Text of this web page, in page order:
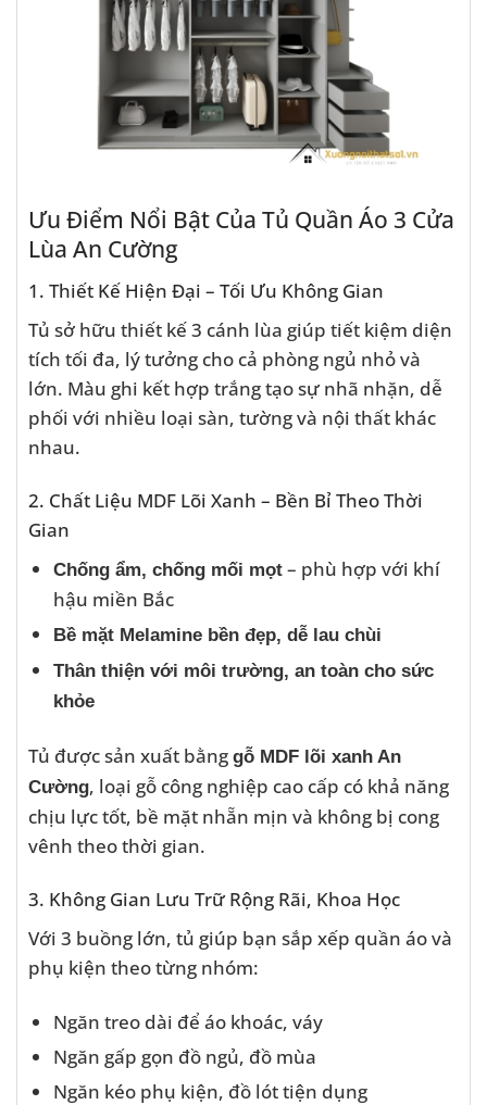
Ưu Điểm Nổi Bật Của Tủ Quần Áo 3 Cửa
Lùa An Cường
1. Thiết Kế Hiện Đại – Tối Ưu Không Gian
Tủ sở hữu thiết kế 3 cánh lùa giúp tiết kiệm diện
tích tối đa, lý tưởng cho cả phòng ngủ nhỏ và
lớn. Màu ghi kết hợp trắng tạo sự nhã nhặn, dễ
phối với nhiều loại sàn, tường và nội thất khác
nhau.
2. Chất Liệu MDF Lõi Xanh – Bền Bỉ Theo Thời
Gian
Chống ẩm, chống mối mọt– phù hợp với khí
hậu miền Bắc
Bề mặt Melamine bền đẹp, dễ lau chùi
Thân thiện với môi trường, an toàn cho sức
khỏe
Tủ được sản xuất bằng gỗ MDF lõi xanh An
Cường, loại gỗ công nghiệp cao cấp có khả năng
chịu lực tốt, bề mặt nhẵn mịn và không bị cong
vênh theo thời gian.
3. Không Gian Lưu Trữ Rộng Rãi, Khoa Học
Với 3 buồng lớn, tủ giúp bạn sắp xếp quần áo và
phụ kiện theo từng nhóm:
Ngăn treo dài để áo khoác, váy
Ngăn gấp gọn đồ ngủ, đồ mùa
Ngăn kéo phụ kiện, đồ lót tiện dụng